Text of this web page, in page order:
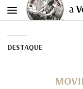
DESTAQUE